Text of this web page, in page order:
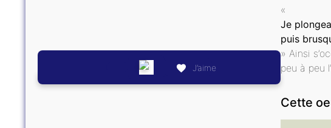
J’aime
«
Je
puis
» Ainsi
peu à peu
Cette